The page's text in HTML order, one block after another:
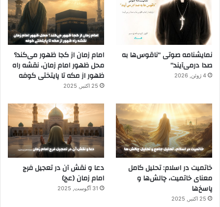
نمایشنامه صوتی “ناقوس‌ها به
صدا در‌می‌آیند”
4 ژوئن, 2026
امام زمان از کجا ظهور می‌کند؟
محل ظهور امام زمان، نقشه راه
ظهور از مکه تا پایتختی کوفه
25 اکتبر, 2025
خاتمیت در اسلام: تحلیل کامل
معنای خاتمیت، چالش‌ها و
پاسخ‌ها
25 اکتبر, 2025
دعا و نقش آن در تعجیل فرج
امام زمان (عج)
31 آگوست, 2025